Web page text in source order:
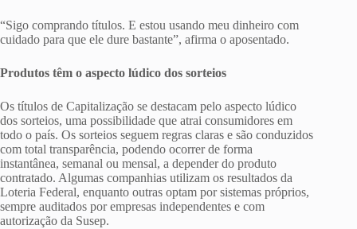
“Sigo comprando títulos. E estou usando meu dinheiro com
cuidado para que ele dure bastante”, afirma o aposentado.
Produtos têm o aspecto lúdico dos sorteios
Os títulos de Capitalização se destacam pelo aspecto lúdico
dos sorteios, uma possibilidade que atrai consumidores em
todo o país. Os sorteios seguem regras claras e são conduzidos
com total transparência, podendo ocorrer de forma
instantânea, semanal ou mensal, a depender do produto
contratado. Algumas companhias utilizam os resultados da
Loteria Federal, enquanto outras optam por sistemas próprios,
sempre auditados por empresas independentes e com
autorização da Susep.